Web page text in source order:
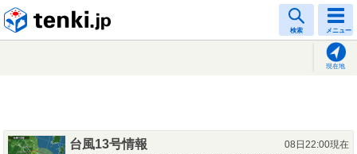
検索 メニュー
現在地
台風13号情報
08日22:00現在